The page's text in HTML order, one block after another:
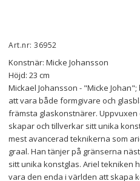
Art.nr: 36952
Konstnär: Micke Johansson
Höjd: 23 cm
Mickael Johansson - "Micke
att vara både formgivare och
främsta glaskonstnärer.
skapar och tillverkar sitt unika
mest avancerad teknikerna som
graal. Han tänjer på gränserna
sitt unika konstglas. Ariel tekniken
vara den enda i världen att skapa